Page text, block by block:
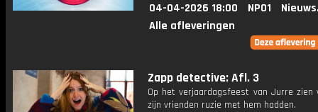
04-04-2026 18:00 NPO1
Alle afleveringen
Zapp detective: Afl. 3
Op het verjaardagsfeest van Jurre
zijn vrienden ruzie met hem hadden.